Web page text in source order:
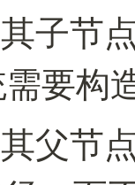
子节
要构
父节